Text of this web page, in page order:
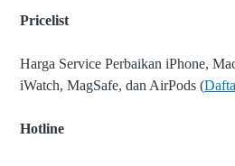
Pricelist
Harga Service Perbaikan iPhone,
iWatch, MagSafe, dan AirPods (
Hotline